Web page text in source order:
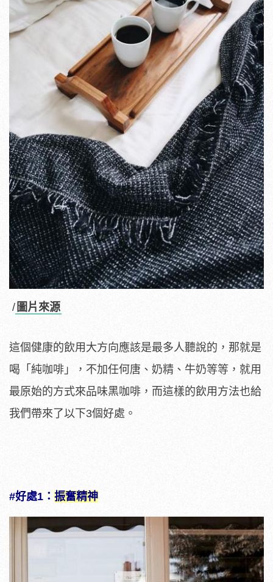
/ 圖片來源
這個健康的飲用大方向應該是最多人聽說的，那就是
喝「純咖啡」，不加任何唐、奶精、牛奶等等，就用
最原始的方式來品味黑咖啡，而這樣的飲用方法也給
我們帶來了以下3個好處。
#好處1： 振奮精神